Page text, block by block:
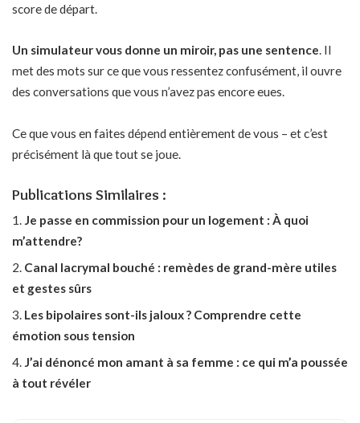
score de départ.
Un simulateur vous donne un miroir, pas une sentence. Il
met des mots sur ce que vous ressentez confusément, il ouvre
des conversations que vous n’avez pas encore eues.
Ce que vous en faites dépend entièrement de vous – et c’est
précisément là que tout se joue.
Publications Similaires :
Je passe en commission pour un logement : À quoi
m’attendre?
Canal lacrymal bouché : remèdes de grand-mère utiles
et gestes sûrs
Les bipolaires sont-ils jaloux ? Comprendre cette
émotion sous tension
J’ai dénoncé mon amant à sa femme : ce qui m’a poussée
à tout révéler